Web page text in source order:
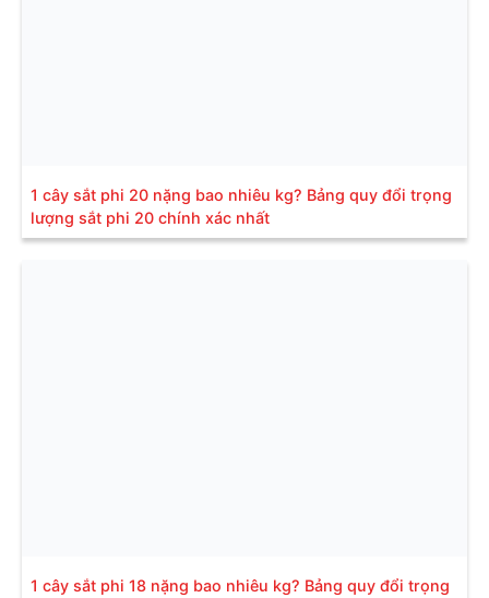
1 cây sắt phi 20 nặng bao nhiêu kg? Bảng quy đổi trọng
lượng sắt phi 20 chính xác nhất
1 cây sắt phi 18 nặng bao nhiêu kg? Bảng quy đổi trọng